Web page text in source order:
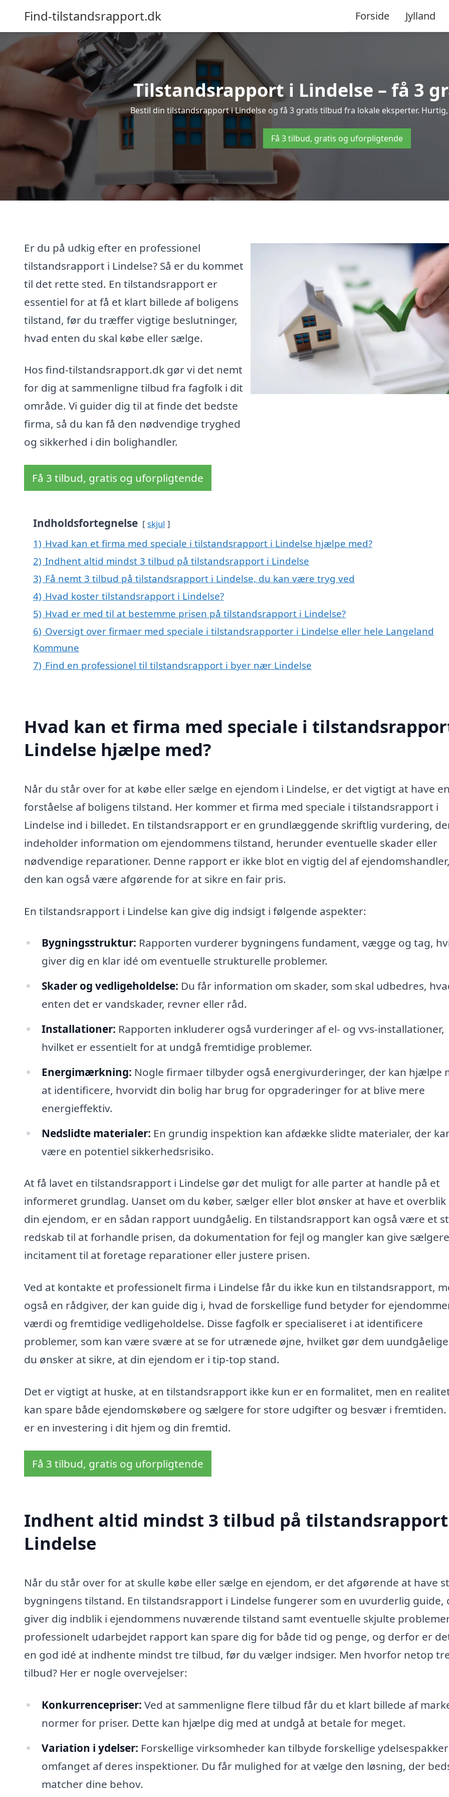
Find-tilstandsrapport.dk Forside Jylland
Tilstandsrapport i Lindelse – få 3
Bestil din tilstandsrapport i Lindelse og få 3 gratis tilbud fra lokale eksperter.
Få 3 tilbud, gratis og uforpligtende
Er du på udkig efter en professionel
tilstandsrapport i Lindelse? Så er du kommet
til det rette sted. En tilstandsrapport er
essentiel for at få et klart billede af boligens
tilstand, før du træffer vigtige beslutninger,
hvad enten du skal købe eller sælge.
Hos find-tilstandsrapport.dk gør vi det nemt
for dig at sammenligne tilbud fra fagfolk i dit
område. Vi guider dig til at finde det bedste
firma, så du kan få den nødvendige tryghed
og sikkerhed i din bolighandler.
Få 3 tilbud, gratis og uforpligtende
Indholdsfortegnelse skjul
1) Hvad kan et firma med speciale i tilstandsrapport i Lindelse hjælpe med?
2) Indhent altid mindst 3 tilbud på tilstandsrapport i Lindelse
3) Få nemt 3 tilbud på tilstandsrapport i Lindelse, du kan være tryg ved
4) Hvad koster tilstandsrapport i Lindelse?
5) Hvad er med til at bestemme prisen på tilstandsrapport i Lindelse?
6) Oversigt over firmaer med speciale i tilstandsrapporter i Lindelse eller hele Langeland
Kommune
7) Find en professionel til tilstandsrapport i byer nær Lindelse
Hvad kan et firma med speciale i
Lindelse hjælpe med?
Når du står over for at købe eller sælge en ejendom i Lindelse, er det vigtigt at have
forståelse af boligens tilstand. Her kommer et firma med speciale i tilstandsrapport i
Lindelse ind i billedet. En tilstandsrapport er en grundlæggende skriftlig vurdering,
indeholder information om ejendommens tilstand, herunder eventuelle skader eller
nødvendige reparationer. Denne rapport er ikke blot en vigtig del af
den kan også være afgørende for at sikre en fair pris.
En tilstandsrapport i Lindelse kan give dig indsigt i følgende aspekter:
Bygningsstruktur: Rapporten vurderer bygningens fundament, vægge og tag,
giver dig en klar idé om eventuelle strukturelle problemer.
Skader og vedligeholdelse: Du får information om skader, som skal udbedres,
enten det er vandskader, revner eller råd.
Installationer: Rapporten inkluderer også vurderinger af el- og vvs-installationer,
hvilket er essentielt for at undgå fremtidige problemer.
Energimærkning: Nogle firmaer tilbyder også energivurderinger, der kan hjælpe
at identificere, hvorvidt din bolig har brug for opgraderinger for at blive mere
energieffektiv.
Nedslidte materialer: En grundig inspektion kan afdække slidte materialer, der
være en potentiel sikkerhedsrisiko.
At få lavet en tilstandsrapport i Lindelse gør det muligt for alle parter at handle på et
informeret grundlag. Uanset om du køber, sælger eller blot ønsker at have et overblik
din ejendom, er en sådan rapport uundgåelig. En tilstandsrapport kan også være et
redskab til at forhandle prisen, da dokumentation for fejl og mangler kan give
incitament til at foretage reparationer eller justere prisen.
Ved at kontakte et professionelt firma i Lindelse får du ikke kun en tilstandsrapport,
også en rådgiver, der kan guide dig i, hvad de forskellige fund betyder for
værdi og fremtidige vedligeholdelse. Disse fagfolk er specialiseret i at identificere
problemer, som kan være svære at se for utrænede øjne, hvilket gør dem
du ønsker at sikre, at din ejendom er i tip-top stand.
Det er vigtigt at huske, at en tilstandsrapport ikke kun er en formalitet, men en
kan spare både ejendomskøbere og sælgere for store udgifter og besvær i fremtiden.
er en investering i dit hjem og din fremtid.
Få 3 tilbud, gratis og uforpligtende
Indhent altid mindst 3 tilbud på
Lindelse
Når du står over for at skulle købe eller sælge en ejendom, er det afgørende at have
bygningens tilstand. En tilstandsrapport i Lindelse fungerer som en uvurderlig guide,
giver dig indblik i ejendommens nuværende tilstand samt eventuelle skjulte
professionelt udarbejdet rapport kan spare dig for både tid og penge, og derfor er
en god idé at indhente mindst tre tilbud, før du vælger indsiger. Men hvorfor netop
tilbud? Her er nogle overvejelser:
Konkurrencepriser: Ved at sammenligne flere tilbud får du et klart billede af
normer for priser. Dette kan hjælpe dig med at undgå at betale for meget.
Variation i ydelser: Forskellige virksomheder kan tilbyde forskellige
omfanget af deres inspektioner. Du får mulighed for at vælge den løsning, der
matcher dine behov.